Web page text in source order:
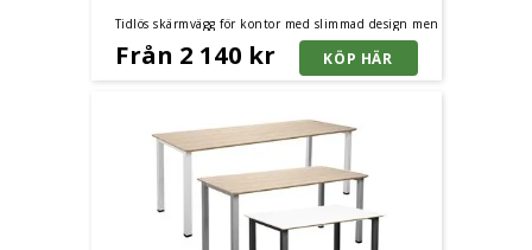
Tidlös skärmvägg för kontor med slimmad design men
lika god ljuddämpande förmåga. Finns i flera
storlekar och färger.
Från 2 140 kr